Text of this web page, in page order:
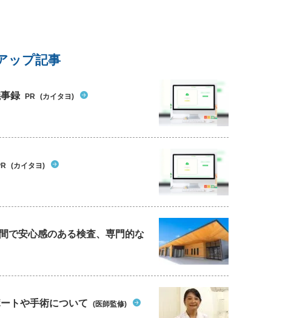
ップ記事
録 PR (カイタヨ)
(カイタヨ)
で安心感のある検査、専門的な
トや手術について (医師監修)